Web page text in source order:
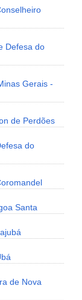
Defesa do
Gerais -
de Perdões
do
Santa
de Nova